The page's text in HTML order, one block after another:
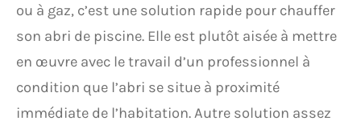
ou à gaz, c’est une solution rapide pour chauffer
son abri de piscine. Elle est plutôt aisée à mettre
en œuvre avec le travail d’un professionnel à
condition que l’abri se situe à proximité
immédiate de l’habitation. Autre solution assez